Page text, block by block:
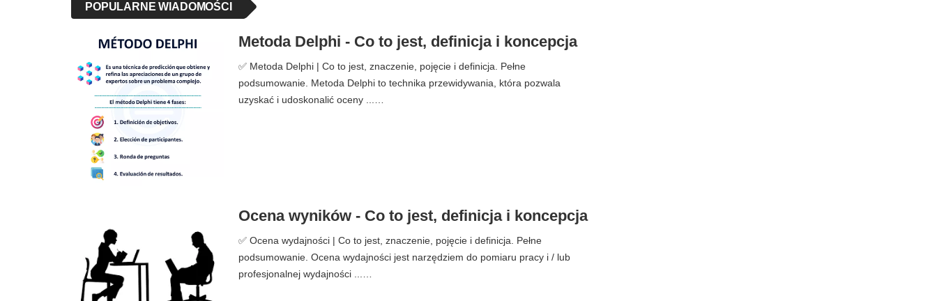
POPULARNE WIADOMOŚCI
Metoda Delphi - Co to jest, definicja i koncepcja
✅ Metoda Delphi | Co to jest, znaczenie, pojęcie i definicja. Pełne
podsumowanie. Metoda Delphi to technika przewidywania, która pozwala
uzyskać i udoskonalić oceny ...…
Ocena wyników - Co to jest, definicja i koncepcja
✅ Ocena wydajności | Co to jest, znaczenie, pojęcie i definicja. Pełne
podsumowanie. Ocena wydajności jest narzędziem do pomiaru pracy i / lub
profesjonalnej wydajności ...…